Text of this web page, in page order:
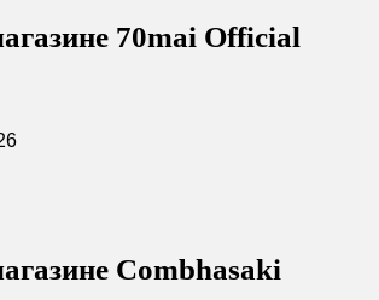
70mai Official
Combhasaki